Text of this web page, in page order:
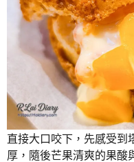
直接大口咬下，先感受到
厚，隨後芒果清爽的果酸